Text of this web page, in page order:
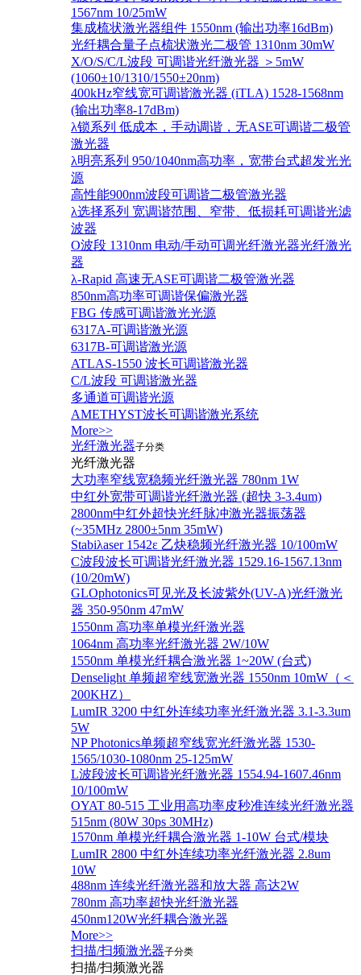
1567nm 10/25mW
集成梳状激光器组件 1550nm (输出功率16dBm)
光纤耦合量子点梳状激光二极管 1310nm 30mW
X/O/S/C/L波段 可调谐光纤激光器 ＞5mW
(1060±10/1310/1550±20nm)
400kHz窄线宽可调谐激光器 (iTLA) 1528-1568nm
(输出功率8-17dBm)
λ锁系列 低成本，手动调谐，无ASE可调谐二极管
激光器
λ明亮系列 950/1040nm高功率，宽带台式超发光光
源
高性能900nm波段可调谐二极管激光器
λ选择系列 宽调谐范围、窄带、低损耗可调谐光滤
波器
O波段 1310nm 电动/手动可调光纤激光器光纤激光
器
λ-Rapid 高速无ASE可调谐二极管激光器
850nm高功率可调谐保偏激光器
FBG 传感可调谐激光光源
6317A-可调谐激光源
6317B-可调谐激光源
ATLAS-1550 波长可调谐激光器
C/L波段 可调谐激光器
多通道可调谐光源
AMETHYST波长可调谐激光系统
More>>
光纤激光器子分类
光纤激光器
大功率窄线宽稳频光纤激光器 780nm 1W
中红外宽带可调谐光纤激光器 (超快 3-3.4um)
2800nm中红外超快光纤脉冲激光器振荡器
(~35MHz 2800±5nm 35mW)
Stabiλaser 1542ε 乙炔稳频光纤激光器 10/100mW
C波段波长可调谐光纤激光器 1529.16-1567.13nm
(10/20mW)
GLOphotonics可见光及长波紫外(UV-A)光纤激光
器 350-950nm 47mW
1550nm 高功率单模光纤激光器
1064nm 高功率光纤激光器 2W/10W
1550nm 单模光纤耦合激光器 1~20W (台式)
Denselight 单频超窄线宽激光器 1550nm 10mW（＜
200KHZ）
LumIR 3200 中红外连续功率光纤激光器 3.1-3.3um
5W
NP Photonics单频超窄线宽光纤激光器 1530-
1565/1030-1080nm 25-125mW
L波段波长可调谐光纤激光器 1554.94-1607.46nm
10/100mW
OYAT 80-515 工业用高功率皮秒准连续光纤激光器
515nm (80W 30ps 30MHz)
1570nm 单模光纤耦合激光器 1-10W 台式/模块
LumIR 2800 中红外连续功率光纤激光器 2.8um
10W
488nm 连续光纤激光器和放大器 高达2W
780nm 高功率超快光纤激光器
450nm120W光纤耦合激光器
More>>
扫描/扫频激光器子分类
扫描/扫频激光器